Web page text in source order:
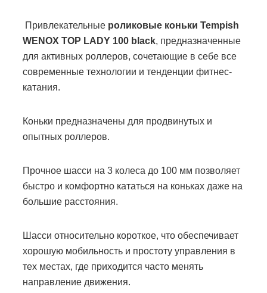
Привлекательные роликовые коньки Tempish
WENOX TOP LADY 100 black, предназначенные
для активных роллеров, сочетающие в себе все
современные технологии и тенденции фитнес-
катания.
Коньки предназначены для продвинутых и
опытных роллеров.
Прочное шасси на 3 колеса до 100 мм позволяет
быстро и комфортно кататься на коньках даже на
большие расстояния.
Шасси относительно короткое, что обеспечивает
хорошую мобильность и простоту управления в
тех местах, где приходится часто менять
направление движения.